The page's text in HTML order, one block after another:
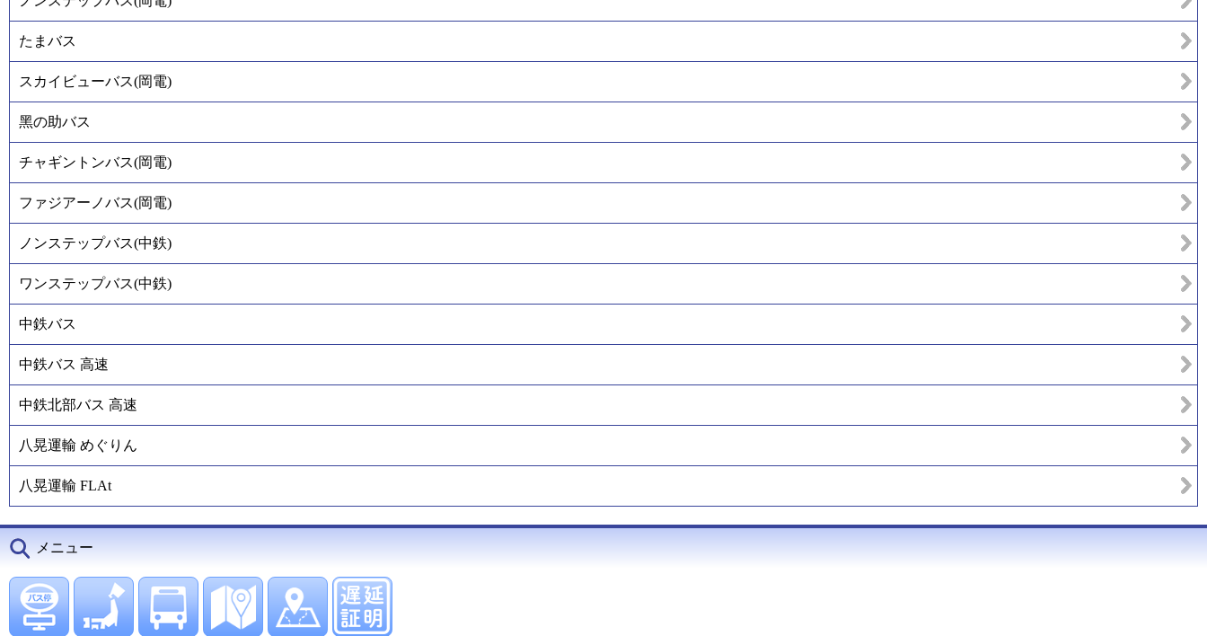
たまバス
スカイビューバス(岡電)
黑の助バス
チャギントンバス(岡電)
ファジアーノバス(岡電)
ノンステップバス(中鉄)
ワンステップバス(中鉄)
中鉄バス
中鉄バス 高速
中鉄北部バス 高速
八晃運輸 めぐりん
八晃運輸 FLAt
メニュー